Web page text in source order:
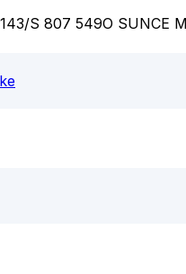
S 807 549O SUNCE